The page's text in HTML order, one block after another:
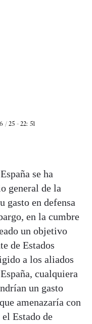
/ 25 - 22: 51
se ha
general de la
gasto en defensa
en la cumbre
un objetivo
de Estados
a los aliados
cualquiera
un gasto
amenazaría con
Estado de